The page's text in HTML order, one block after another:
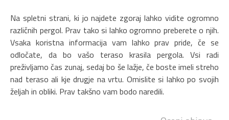
Na spletni strani, ki jo najdete zgoraj lahko vidite ogromno
različnih pergol. Prav tako si lahko ogromno preberete o njih.
Vsaka koristna informacija vam lahko prav pride, če se
odločate, da bo vašo teraso krasila pergola. Vsi radi
preživljamo čas zunaj, sedaj bo še lažje, če boste imeli streho
nad teraso ali kje drugje na vrtu. Omislite si lahko po svojih
željah in obliki. Prav takšno vam bodo naredili.